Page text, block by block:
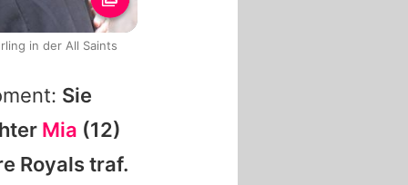
Sie
Mia (12)
Royals traf.
in der All Saints